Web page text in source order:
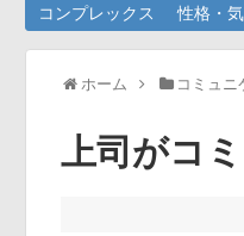
コンプレックス
性格・
ホーム コミュニ
上司がコ